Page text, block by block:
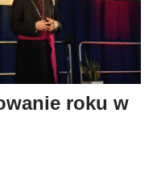
roku w